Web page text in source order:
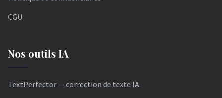
CGU
Nos outils IA
TextPerfector — correction de texte IA